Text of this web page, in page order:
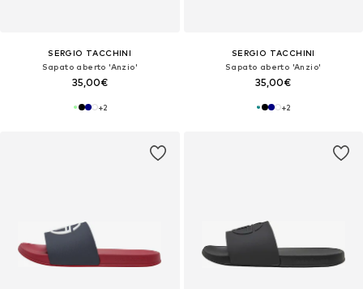
SERGIO TACCHINI
Sapato aberto 'Anzio'
35,00€
+2
SERGIO TACCHINI
Sapato aberto 'Anzio'
35,00€
+2